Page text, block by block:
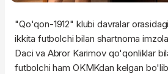
"Qo'qon-1912" klubi davralar
ikkita futbolchi bilan shartnoma
Daci va Abror Karimov qo'qonliklar
futbolchi ham OKMKdan kelgan